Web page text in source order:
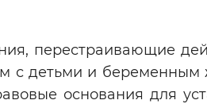
перестраивающие
с детьми и
основания для